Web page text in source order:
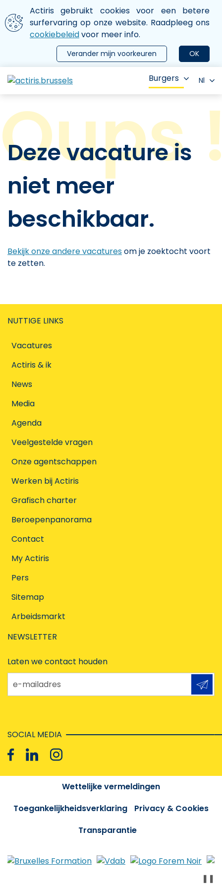
Aller au contenu principal
We gebruiken cookies
Actiris gebruikt cookies voor een betere
surfervaring op onze website. Raadpleeg ons
cookiebeleidvoor meer info.
OK
Verander mijn voorkeuren
le menu
Burgers Nl
Deze vacature is
niet meer
beschikbaar.
Bekijk onze andere vacaturesom je zoektocht voort
te zetten.
NUTTIGE LINKS
Vacatures
Actiris & ik
News
Media
Agenda
Veelgestelde vragen
Onze agentschappen
Werken bij Actiris
Grafisch charter
Beroepenpanorama
Contact
My Actiris
Pers
Sitemap
Arbeidsmarkt
NEWSLETTER
Laten we contact houden
e-mailadres
SOCIAL MEDIA
Wettelijke vermeldingen
Toegankelijkheidsverklaring
Privacy & Cookies
Transparantie
❚❚